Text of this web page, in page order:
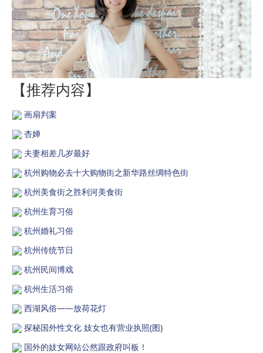
【推荐内容】
画扇判案
杏婵
夫妻相差几岁最好
杭州购物必去十大购物街之新华路丝绸特色街
杭州美食街之胜利河美食街
杭州生育习俗
杭州婚礼习俗
杭州传统节日
杭州民间博戏
杭州生活习俗
西湖风俗——放荷花灯
探秘国外性文化 妓女也有营业执照(图)
国外的妓女网站公然跟政府叫板！